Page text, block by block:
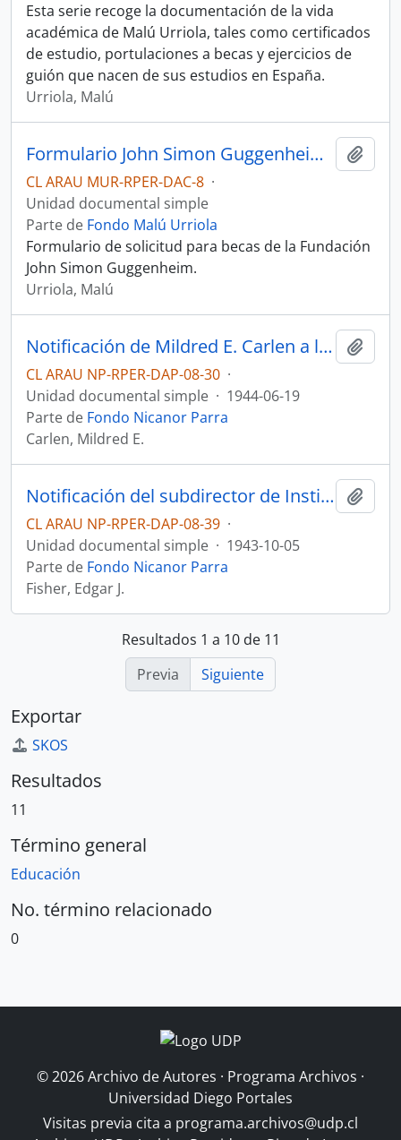
Esta serie recoge la documentación de la vida
académica de Malú Urriola, tales como certificados
de estudio, portulaciones a becas y ejercicios de
guión que nacen de sus estudios en España.
Urriola, Malú
Formulario John Simon Guggenheim Memorial Foundation
CL ARAU MUR-RPER-DAC-8 ·
Unidad documental simple
Parte de Fondo Malú Urriola
Formulario de solicitud para becas de la Fundación
John Simon Guggenheim.
Urriola, Malú
Notificación de Mildred E. Carlen a la Escuela de Posgrado sobre Nicanor Parra
CL ARAU NP-RPER-DAP-08-30 ·
Unidad documental simple · 1944-06-19
Parte de Fondo Nicanor Parra
Carlen, Mildred E.
Notificación del subdirector de Institute of International Education al registrador de la Universidad de Brown sobre beca de manutención de Nicanor Parra
CL ARAU NP-RPER-DAP-08-39 ·
Unidad documental simple · 1943-10-05
Parte de Fondo Nicanor Parra
Fisher, Edgar J.
Resultados 1 a 10 de 11
Previa
Siguiente
Exportar
SKOS
Resultados
11
Término general
Educación
No. término relacionado
0
© 2026 Archivo de Autores · Programa Archivos ·
Universidad Diego Portales
Visitas previa cita a programa.archivos@udp.cl